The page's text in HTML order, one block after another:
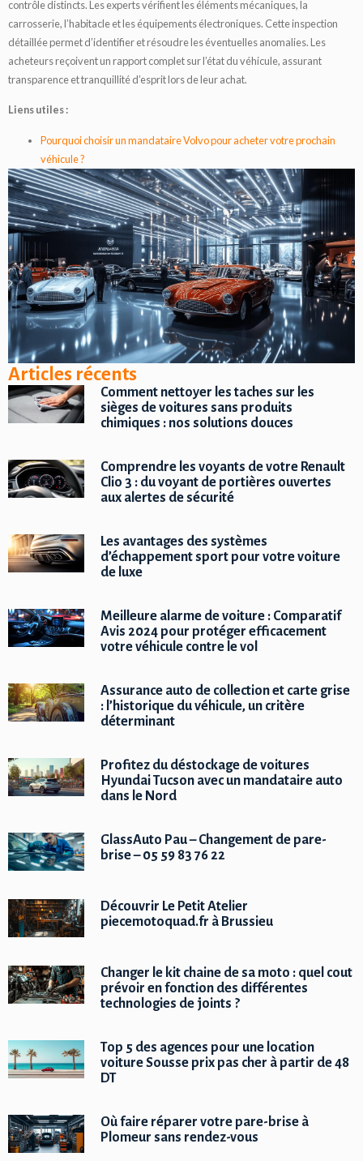
contrôle distincts. Les experts vérifient les éléments mécaniques, la
carrosserie, l’habitacle et les équipements électroniques. Cette inspection
détaillée permet d’identifier et résoudre les éventuelles anomalies. Les
acheteurs reçoivent un rapport complet sur l’état du véhicule, assurant
transparence et tranquillité d’esprit lors de leur achat.
Liens utiles :
Pourquoi choisir un mandataire Volvo pour acheter votre prochain
véhicule ?
Articles récents
Comment nettoyer les taches sur les
sièges de voitures sans produits
chimiques : nos solutions douces
Comprendre les voyants de votre Renault
Clio 3 : du voyant de portières ouvertes
aux alertes de sécurité
Les avantages des systèmes
d’échappement sport pour votre voiture
de luxe
Meilleure alarme de voiture : Comparatif
Avis 2024 pour protéger efficacement
votre véhicule contre le vol
Assurance auto de collection et carte grise
: l’historique du véhicule, un critère
déterminant
Profitez du déstockage de voitures
Hyundai Tucson avec un mandataire auto
dans le Nord
GlassAuto Pau – Changement de pare-
brise – 05 59 83 76 22
Découvrir Le Petit Atelier
piecemotoquad.fr à Brussieu
Changer le kit chaine de sa moto : quel cout
prévoir en fonction des différentes
technologies de joints ?
Top 5 des agences pour une location
voiture Sousse prix pas cher à partir de 48
DT
Où faire réparer votre pare-brise à
Plomeur sans rendez-vous